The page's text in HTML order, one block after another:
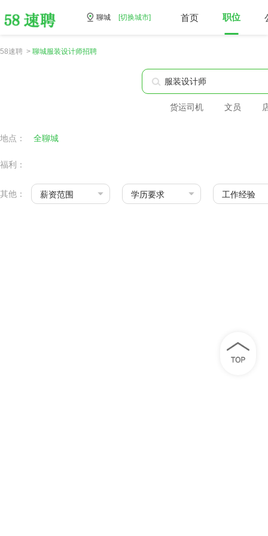
聊城 [切换城市] 首页 职位
58速聘 > 聊城服装设计师招聘
货运司机 文员
地点： 全聊城
福利：
其他： 薪资范围 学历要求 工作经验